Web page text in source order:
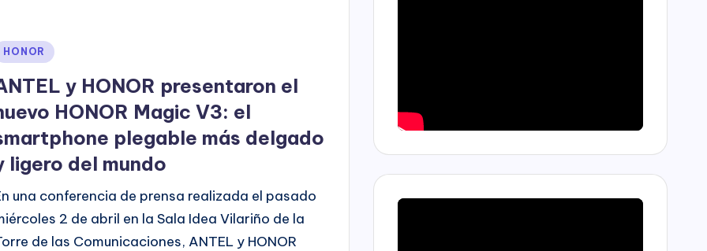
HONOR
y HONOR presentaron el
HONOR Magic V3: el
plegable más delgado
ligero del mundo
una conferencia de prensa realizada el pasado
2 de abril en la Sala Idea Vilariño de la
de las Comunicaciones, ANTEL y HONOR